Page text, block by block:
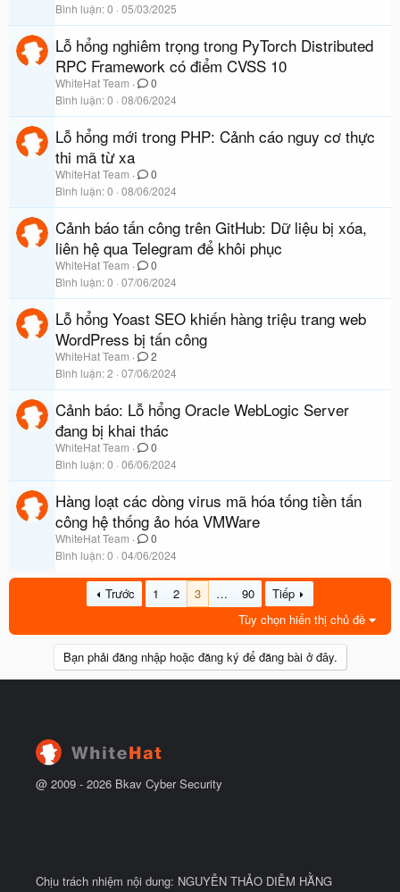
Bình luận 0 05/03/2025
Lỗ hổng nghiêm trọng trong PyTorch Distributed
RPC Framework có điểm CVSS 10
WhiteHat Team
0
Bình luận 0 08/06/2024
Lỗ hổng mới trong PHP: Cảnh cáo nguy cơ thực
thi mã từ xa
WhiteHat Team
0
Bình luận 0 08/06/2024
Cảnh báo tấn công trên GitHub: Dữ liệu bị xóa,
liên hệ qua Telegram để khôi phục
WhiteHat Team
0
Bình luận 0 07/06/2024
Lỗ hổng Yoast SEO khiến hàng triệu trang web
WordPress bị tấn công
WhiteHat Team
2
Bình luận 2 07/06/2024
Cảnh báo: Lỗ hổng Oracle WebLogic Server
đang bị khai thác
WhiteHat Team
0
Bình luận 0 06/06/2024
Hàng loạt các dòng virus mã hóa tống tiền tấn
công hệ thống ảo hóa VMWare
WhiteHat Team
0
Bình luận 0 04/06/2024
Trước 1 2 3 … 90
Tiếp
Tùy chọn hiển thị chủ đề
Bạn phải đăng nhập hoặc đăng ký để đăng bài ở đây.
@ 2009 - 2026 Bkav Cyber Security
Chịu trách nhiệm nội dung: NGUYỄN THẢO DIỄM HẰNG